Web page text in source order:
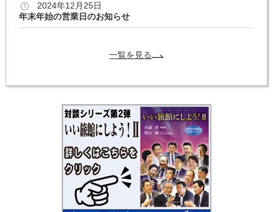
2024年12月25日
年末年始の営業日のお知らせ
一覧を見る